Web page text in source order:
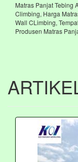
Matras Panjat Tebing
Climbing, Harga
Wall CLimbing,
Produsen Matras